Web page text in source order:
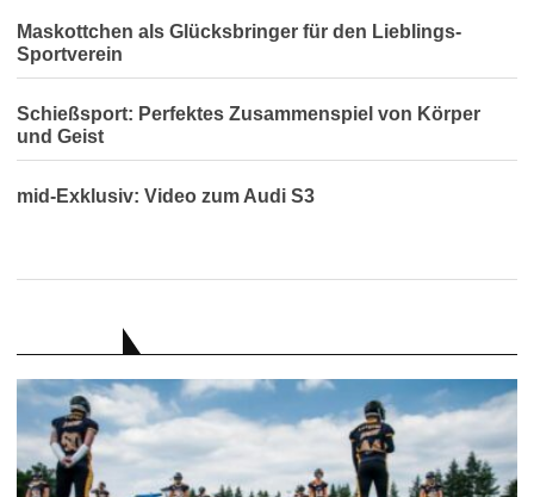
Maskottchen als Glücksbringer für den Lieblings-
Sportverein
Schießsport: Perfektes Zusammenspiel von Körper
und Geist
mid-Exklusiv: Video zum Audi S3